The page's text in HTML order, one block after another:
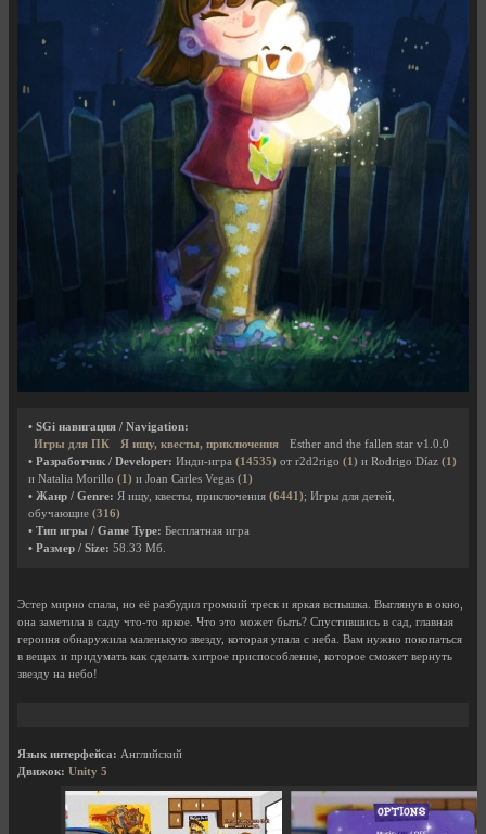
• SGi навигация / Navigation:
Игры для ПК
Я ищу, квесты, приключения
Esther and the fallen star v1.0.0
• Разработчик / Developer: Инди-игра (14535) от r2d2rigo (1) и Rodrigo Díaz (1)
и Natalia Morillo (1) и Joan Carles Vegas (1)
• Жанр / Genre: Я ищу, квесты, приключения (6441); Игры для детей,
обучающие (316)
• Тип игры / Game Type: Бесплатная игра
• Размер / Size: 58.33 Мб.
Эстер мирно спала, но её разбудил громкий треск и яркая вспышка. Выглянув в окно,
она заметила в саду что-то яркое. Что это может быть? Спустившись в сад, главная
героиня обнаружила маленькую звезду, которая упала с неба. Вам нужно покопаться
в вещах и придумать как сделать хитрое приспособление, которое сможет вернуть
звезду на небо!
Язык интерфейса: Английский
Движок: Unity 5